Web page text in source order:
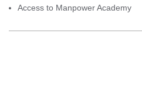
Access to Manpower Academy